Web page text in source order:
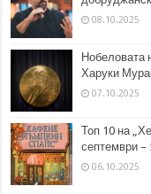
08.10.2025
Нобеловата
Харуки
07.10.2025
Топ 10 на
септември –
06.10.2025